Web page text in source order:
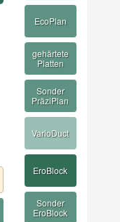
EcoPlan
gehärtete
Platten
Sonder
PräziPlan
VarioDuct
EroBlock
Sonder
EroBlock